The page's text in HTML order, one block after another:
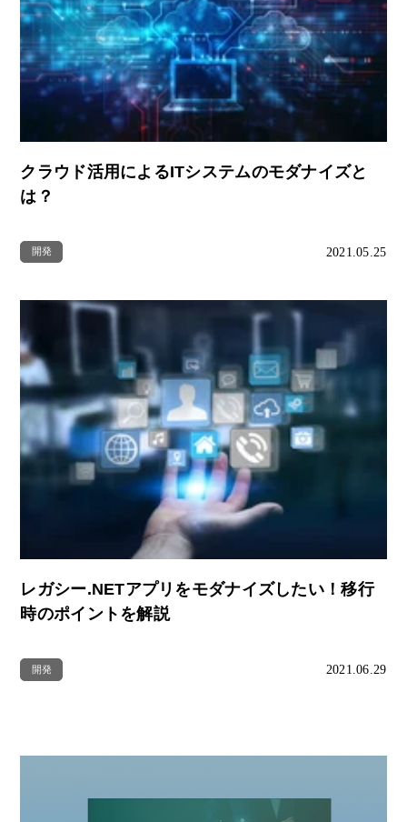
クラウド活用によるITシステムのモダナイズと
は？
開発 2021.05.25
レガシー.NETアプリをモダナイズしたい！移行
時のポイントを解説
開発 2021.06.29